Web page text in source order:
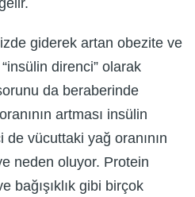
giderek artan obezite ve
direnci” olarak
da beraberinde
artması insülin
vücuttaki yağ oranının
neden oluyor. Protein
bağışıklık gibi birçok